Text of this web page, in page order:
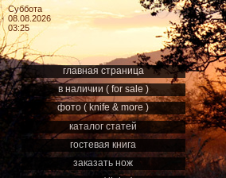
Суббота
08.08.2026
03:25
главная страница
в наличии ( for sale )
фото ( knife & more )
каталог статей
гостевая книга
заказать нож